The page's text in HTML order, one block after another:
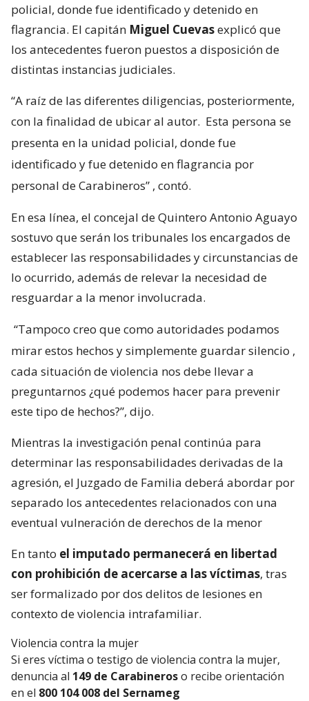
policial, donde fue identificado y detenido en
flagrancia. El capitán Miguel Cuevasexplicó que
los antecedentes fueron puestos a disposición de
distintas instancias judiciales.
“A raíz de las diferentes diligencias, posteriormente,
con la finalidad de ubicar al autor. Esta persona se
presenta en la unidad policial, donde fue
identificado y fue detenido en flagrancia por
personal de Carabineros” , contó.
En esa línea, el concejal de Quintero Antonio Aguayo
sostuvo que serán los tribunales los encargados de
establecer las responsabilidades y circunstancias de
lo ocurrido, además de relevar la necesidad de
resguardar a la menor involucrada.
“Tampoco creo que como autoridades podamos
mirar estos hechos y simplemente guardar silencio ,
cada situación de violencia nos debe llevar a
preguntarnos ¿qué podemos hacer para prevenir
este tipo de hechos?”, dijo.
Mientras la investigación penal continúa para
determinar las responsabilidades derivadas de la
agresión, el Juzgado de Familia deberá abordar por
separado los antecedentes relacionados con una
eventual vulneración de derechos de la menor
En tanto el imputado permanecerá en libertad
con prohibición de acercarse a las víctimas, tras
ser formalizado por dos delitos de lesiones en
contexto de violencia intrafamiliar.
Violencia contra la mujer
Si eres víctima o testigo de violencia contra la mujer,
denuncia al 149 de Carabineroso recibe orientación
en el 800 104 008 del Sernameg